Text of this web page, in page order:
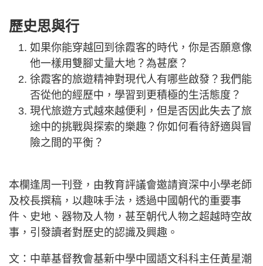
歷史思與行
如果你能穿越回到徐霞客的時代，你是否願意像
他一樣用雙腳丈量大地？為甚麼？
徐霞客的旅遊精神對現代人有哪些啟發？我們能
否從他的經歷中，學習到更積極的生活態度？
現代旅遊方式越來越便利，但是否因此失去了旅
途中的挑戰與探索的樂趣？你如何看待舒適與冒
險之間的平衡？
本欄逢周一刊登，由教育評議會邀請資深中小學老師
及校長撰稿，以趣味手法，透過中國朝代的重要事
件、史地、器物及人物，甚至朝代人物之超越時空故
事，引發讀者對歷史的認識及興趣。
文：中華基督教會基新中學中國語文科科主任黃星潮